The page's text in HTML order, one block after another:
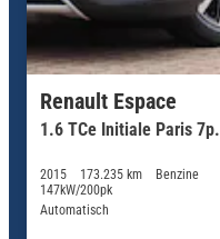
Renault Espace
1.6 TCe Initiale Paris 7p.
2015 173.235 km
Benzine
147kW/200pk
Automatisch